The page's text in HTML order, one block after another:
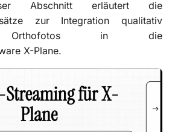
zu
X-ProTurb
KabinXP
AnyAirline
Abschnitt erläutert die
zur Integration qualitativ
Orthofotos in die
X-Plane.